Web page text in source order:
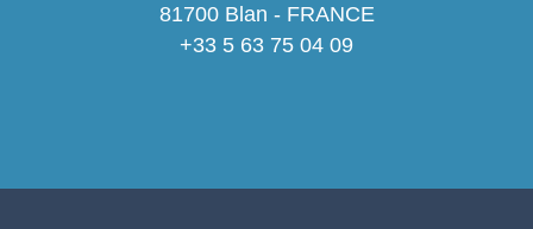
81700 Blan - FRANCE
+33 5 63 75 04 09